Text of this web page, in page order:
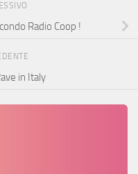
Radio Coop !
in Italy